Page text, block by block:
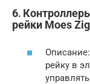
6․
рейки Moes
рейку в